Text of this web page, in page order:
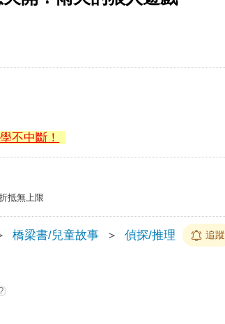
不中斷！
抵無上限
橋梁書/兒童故事 ＞ 偵探/推理 追蹤